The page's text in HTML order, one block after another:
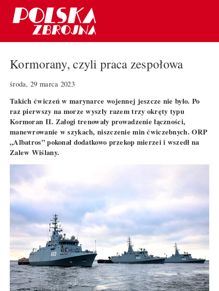
Kormorany, czyli praca zespołowa
środa, 29 marca 2023
Takich ćwiczeń w marynarce wojennej jeszcze nie było. Po
raz pierwszy na morze wyszły razem trzy okręty typu
Kormoran II. Załogi trenowały prowadzenie łączności,
manewrowanie w szykach, niszczenie min ćwiczebnych. ORP
„Albatros” pokonał dodatkowo przekop mierzei i wszedł na
Zalew Wiślany.